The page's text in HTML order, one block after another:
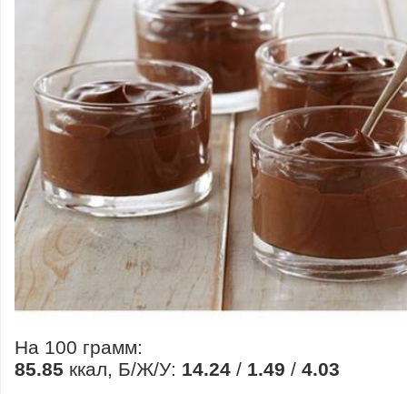
На 100 грамм:
85.85 ккал, Б/Ж/У: 14.24 / 1.49 / 4.03